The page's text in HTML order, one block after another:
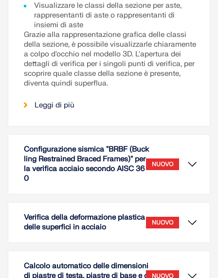
Visualizzare le classi della sezione per aste,
rappresentanti di aste o rappresentanti di
insiemi di aste
Grazie alla rappresentazione grafica delle classi
della sezione, è possibile visualizzarle chiaramente
a colpo d'occhio nel modello 3D. L'apertura dei
dettagli di verifica per i singoli punti di verifica, per
scoprire quale classe della sezione è presente,
diventa quindi superflua.
Leggi di più
Configurazione sismica "BRBF (Buck
ling Restrained Braced Frames)" per
la verifica acciaio secondo AISC 36
0
NUOVO
Verifica della deformazione plastica
delle superfici in acciaio
NUOVO
Calcolo automatico delle dimensioni
di piastre di testa, piastre di base e c
NUOVO